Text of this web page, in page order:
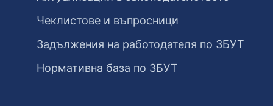
Чеклистове и въпросници
Задължения на работодателя по ЗБУТ
Нормативна база по ЗБУТ